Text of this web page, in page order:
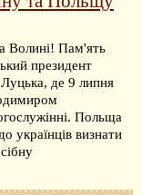
Волині! Пам'ять
президент
де 9 липня
Польща
українців визнати